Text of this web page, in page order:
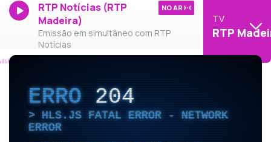
RTP Notícias (RTP
Madeira)
Emissão em simultâneo com RTP
Notícias
NO AR
TV
RTP
ERRO204
HLS.JS FATAL ERROR - NETWORK
ERROR